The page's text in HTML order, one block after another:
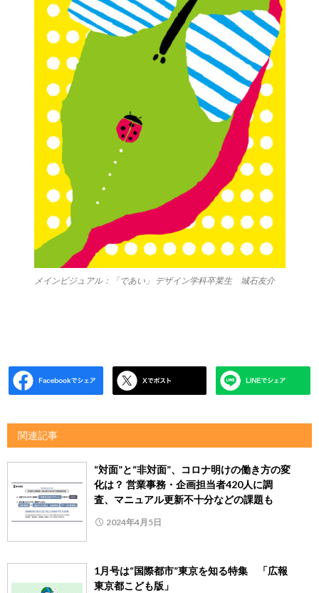
メインビジュアル：「であい」 デザイン学科卒業生 城石友介
関連記事
“対面”と“非対面”、コロナ明けの働き方の変
化は？ 営業事務・企画担当者420人に調
査、マニュアル更新不十分などの課題も
2024年4月5日
1月号は“国際都市”東京を知る特集 「広報
東京都こども版」